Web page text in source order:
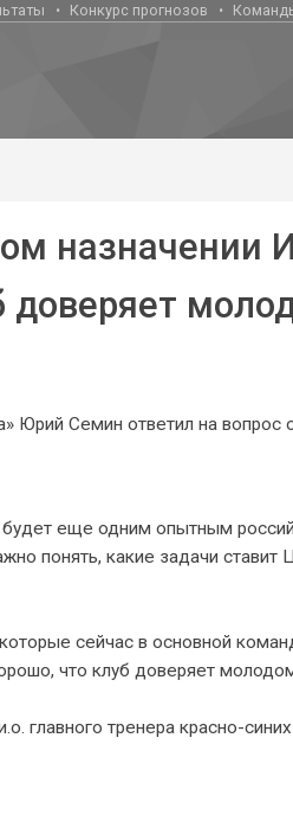
Конкурс прогнозов
назначении
доверяет
Юрий Семин ответил на
еще одним опытным
понять, какие задачи
сейчас в основной
что клуб доверяет
главного тренера красно-